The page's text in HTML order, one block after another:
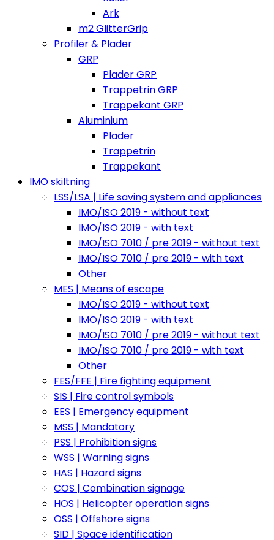
Ark
m2 GlitterGrip
Profiler & Plader
GRP
Plader GRP
Trappetrin GRP
Trappekant GRP
Aluminium
Plader
Trappetrin
Trappekant
IMO skiltning
LSS/LSA | Life saving system and appliances
IMO/ISO 2019 - without text
IMO/ISO 2019 - with text
IMO/ISO 7010 / pre 2019 - without text
IMO/ISO 7010 / pre 2019 - with text
Other
MES | Means of escape
IMO/ISO 2019 - without text
IMO/ISO 2019 - with text
IMO/ISO 7010 / pre 2019 - without text
IMO/ISO 7010 / pre 2019 - with text
Other
FES/FFE | Fire fighting equipment
SIS | Fire control symbols
EES | Emergency equipment
MSS | Mandatory
PSS | Prohibition signs
WSS | Warning signs
HAS | Hazard signs
COS | Combination signage
HOS | Helicopter operation signs
OSS | Offshore signs
SID | Space identification